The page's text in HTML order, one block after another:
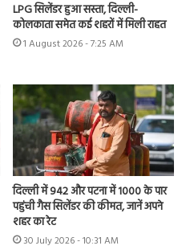
LPG सिलेंडर हुआ सस्ता, दिल्ली-
कोलकाता समेत कई शहरों में मिली राहत
1 August 2026 - 7:25 AM
दिल्ली में 942 और पटना में 1000 के पार
पहुंची गैस सिलेंडर की कीमत, जानें अपने
शहर का रेट
30 July 2026 - 10:31 AM